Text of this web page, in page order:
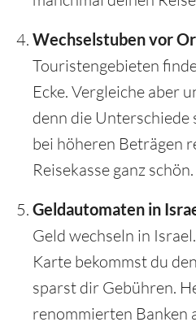
Wechselstuben vor
Touristengebieten
Ecke. Vergleiche aber
denn die Unterschiede
bei höheren Beträgen
Reisekasse ganz schön.
Geldautomaten in
Geld wechseln in
Karte bekommst du
sparst dir Gebühren.
renommierten Banken